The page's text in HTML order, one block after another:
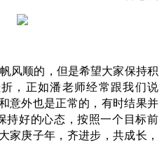
风顺的，但是希望大家保持积
，正如潘老师经常跟我们说
意外也是正常的，有时结果并
持好的心态，按照一个目标前
家庚子年，齐进步，共成长，